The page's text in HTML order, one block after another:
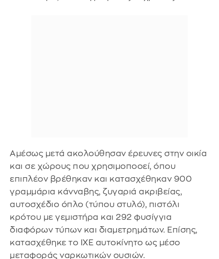
Αμέσως μετά ακολούθησαν έρευνες στην οικία
και σε χώρους που χρησιμοποοεί, όπου
επιπλέον βρέθηκαν και κατασχέθηκαν 900
γραμμάρια κάνναβης, ζυγαριά ακριβείας,
αυτοσχέδιο όπλο (τύπου στυλό), πιστόλι
κρότου με γεμιστήρα και 292 φυσίγγια
διαφόρων τύπων και διαμετρημάτων. Επίσης,
κατασχέθηκε το ΙΧΕ αυτοκίνητο ως μέσο
μεταφοράς ναρκωτικών ουσιών.